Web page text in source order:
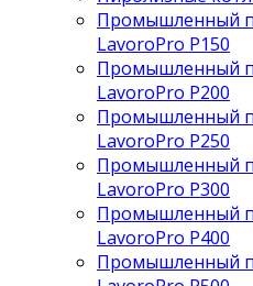
Промышленный
LavoroPro P150
Промышленный
LavoroPro P200
Промышленный
LavoroPro P250
Промышленный
LavoroPro P300
Промышленный
LavoroPro P400
Промышленный